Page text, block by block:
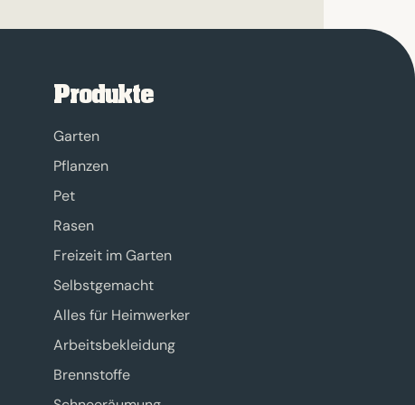
Produkte
Garten
Pflanzen
Pet
Rasen
Freizeit im Garten
Selbstgemacht
Alles für Heimwerker
Arbeitsbekleidung
Brennstoffe